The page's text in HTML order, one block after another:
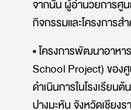
จากนั้น ผู้อำนวยการศูน
กิจกรรมและโครงการ
• โครงการพัฒนาอาหา
School Project) ของ
ดำเนินการในโรงเรียน
ปางมะหัน จังหวัดเชียงร